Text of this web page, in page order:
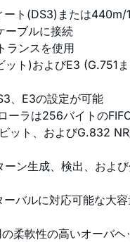
ト(DS3)または440m/
ーブルに接続
ランスを使用
ット)およびE3 (G.751
、E3の設定が可能
ーラは256バイトのFIFO
ット、およびG.832
ーン生成、検出、およ
ーバルに対応可能な大
柔軟性の高いオーバヘ